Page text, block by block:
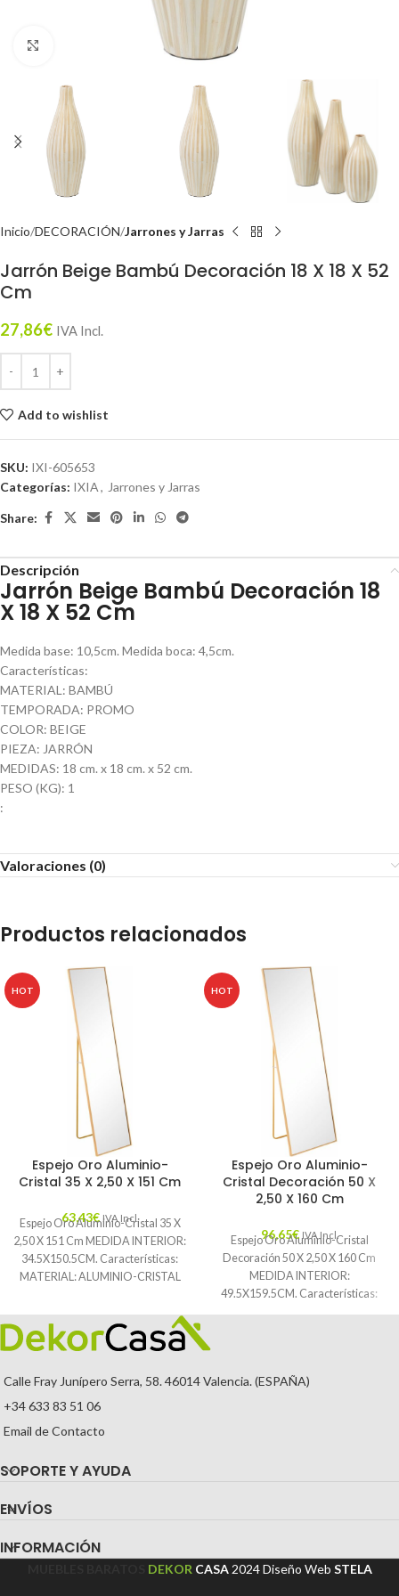
Inicio DECORACIÓN Jarrones y Jarras
Jarrón Beige Bambú Decoración 18 X 18 X 52
Cm
27,86€ IVA Incl.
Add to wishlist
SKU: IXI-605653
Categorías: IXIA, Jarrones y Jarras
Share:
Descripción
Jarrón Beige Bambú Decoración 18
X 18 X 52 Cm
Medida base: 10,5cm. Medida boca: 4,5cm.
Características:
MATERIAL: BAMBÚ
TEMPORADA: PROMO
COLOR: BEIGE
PIEZA: JARRÓN
MEDIDAS: 18 cm. x 18 cm. x 52 cm.
PESO (KG): 1
:
Valoraciones (0)
Productos relacionados
HOT
Espejo Oro Aluminio-
Cristal 35 X 2,50 X 151 Cm
63,43€ IVA Incl.
Espejo Oro Aluminio-Cristal 35 X
2,50 X 151 Cm MEDIDA INTERIOR:
34.5X150.5CM. Características:
MATERIAL: ALUMINIO-CRISTAL
COLOR: ORO PIEZA:
HOT
Espejo Oro Aluminio-
Cristal Decoración 50 X
2,50 X 160 Cm
96,65€ IVA Incl.
Espejo Oro Aluminio-Cristal
Decoración 50 X 2,50 X 160 Cm
MEDIDA INTERIOR:
49.5X159.5CM. Características:
MATERIAL: ALUMINIO-CRISTAL
Calle Fray Junípero Serra, 58. 46014 Valencia. (ESPAÑA)
+34 633 83 51 06
Email de Contacto
SOPORTE Y AYUDA
ENVÍOS
INFORMACIÓN
DEKOR CASA 2024Diseño Web STELA